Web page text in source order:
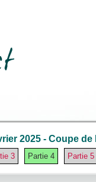
2025 - Coupe de
3 Partie 4 Partie 5